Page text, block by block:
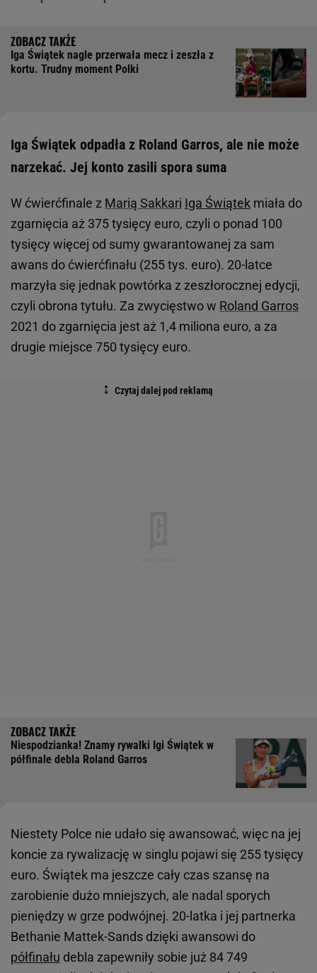
Iga Świątek nagle przerwała mecz i zeszła z
kortu. Trudny moment Polki
Iga Świątek odpadła z Roland Garros, ale nie może
narzekać. Jej konto zasili spora suma
W ćwierćfinale z Marią Sakkari Iga Świątek miała do
zgarnięcia aż 375 tysięcy euro, czyli o ponad 100
tysięcy więcej od sumy gwarantowanej za sam
awans do ćwierćfinału (255 tys. euro). 20-latce
marzyła się jednak powtórka z zeszłorocznej edycji,
czyli obrona tytułu. Za zwycięstwo w Roland Garros
2021 do zgarnięcia jest aż 1,4 miliona euro, a za
drugie miejsce 750 tysięcy euro.
Niespodzianka! Znamy rywalki Igi Świątek w
półfinale debla Roland Garros
Niestety Polce nie udało się awansować, więc na jej
koncie za rywalizację w singlu pojawi się 255 tysięcy
euro. Świątek ma jeszcze cały czas szansę na
zarobienie dużo mniejszych, ale nadal sporych
pieniędzy w grze podwójnej. 20-latka i jej partnerka
Bethanie Mattek-Sands dzięki awansowi do
półfinału debla zapewniły sobie już 84 749